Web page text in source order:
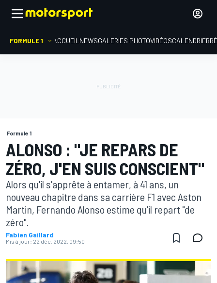
FORMULE 1 ACCUEIL NEWSGALERIES PHOTOVIDÉOSCALENDRIER
Formule 1
ALONSO : "JE REPARS DE
ZÉRO, J'EN SUIS CONSCIENT"
Alors qu'il s'apprête à entamer, à 41 ans, un
nouveau chapitre dans sa carrière F1 avec Aston
Martin, Fernando Alonso estime qu'il repart "de
zéro".
Fabien Gaillard
Mis à jour: 22 déc. 2022, 09:50